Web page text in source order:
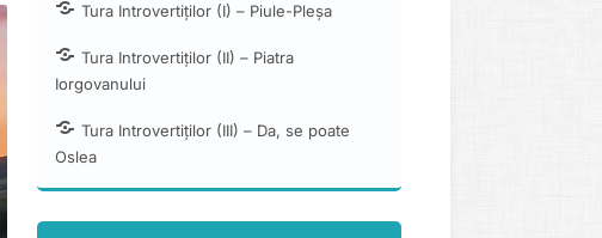
Tura Introvertiților (I) – Piule-Pleșa
Tura Introvertiților (II) – Piatra
Iorgovanului
Tura Introvertiților (III) – Da, se poate
Oslea